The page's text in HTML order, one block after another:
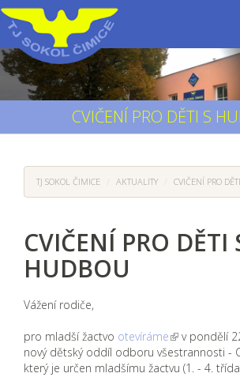
CVIČENÍ PRO DĚTI S
TJ SOKOL ČIMICE AKTUALITY CVIČENÍ PRO
CVIČENÍ PRO DĚTI
HUDBOU
Vážení rodiče,
pro mladší žactvo otevíráme
v pondělí
nový dětský oddíl odboru všestrannosti -
který je určen mladšímu žactvu (1. - 4.